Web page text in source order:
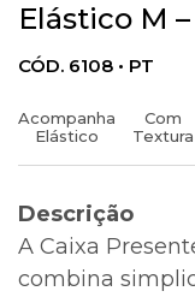
Elástico M
CÓD. 6108 • PT
Acompanha
Elástico
Com
Textura
Descrição
A Caixa
combina